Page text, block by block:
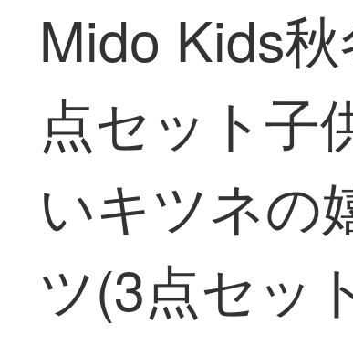
Mido Kids
点セット子
いキツネの
ツ(3点セッ